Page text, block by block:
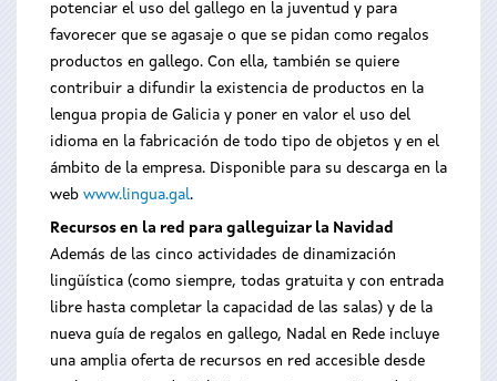
potenciar el uso del gallego en la juventud y para
favorecer que se agasaje o que se pidan como regalos
productos en gallego. Con ella, también se quiere
contribuir a difundir la existencia de productos en la
lengua propia de Galicia y poner en valor el uso del
idioma en la fabricación de todo tipo de objetos y en el
ámbito de la empresa. Disponible para su descarga en la
web www.lingua.gal.
Recursos en la red para galleguizar la Navidad
Además de las cinco actividades de dinamización
lingüística (como siempre, todas gratuita y con entrada
libre hasta completar la capacidad de las salas) y de la
nueva guía de regalos en gallego, Nadal en Rede incluye
una amplia oferta de recursos en red accesible desde